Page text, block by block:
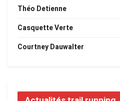
Théo Detienne
Casquette Verte
Courtney Dauwalter